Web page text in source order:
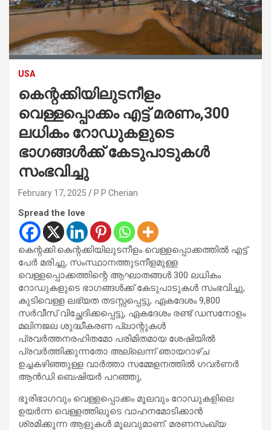
USA
കെന്റക്കിയിലുടനീളം
വെള്ളപ്പൊക്കം എട്ട് മരണം,300
ലധികം റോഡുകളുടെ
ഭാഗങ്ങൾക്ക് കേടുപാടുകൾ
സംഭവിച്ചു
February 17, 2025 P P Cherian
Spread the love
കെന്റക്കി:കെന്റക്കിയിലുടനീളം വെള്ളപ്പൊക്കത്തിൽ എട്ട്
പേർ മരിച്ചു, സംസ്ഥാനത്തുടനീളമുള്ള
വെള്ളപ്പൊക്കത്തിന്റെ ആഘാതങ്ങൾ 300 ലധികം
റോഡുകളുടെ ഭാഗങ്ങൾക്ക് കേടുപാടുകൾ സംഭവിച്ചു,
കുടിവെള്ള ലഭ്യത തടസ്സപ്പെട്ടു, ഏകദേശം 9,800
സർവീസ് വിച്ഛേദിക്കപ്പെട്ടു, ഏകദേശം രണ്ട് ഡസനോളം
മലിനജല ശുദ്ധീകരണ പ്ലാന്റുകൾ
പ്രവർത്തനരഹിതമോ പരിമിതമായ ശേഷിയിൽ
പ്രവർത്തിക്കുന്നതോ അല്ലെന്ന് ഞായറാഴ്ച
ഉച്ചകഴിഞ്ഞുള്ള വാർത്താ സമ്മേളനത്തിൽ ഗവർണർ
ആൻഡി ബെഷിയർ പറഞ്ഞു,
ഭൂരിഭാഗവും വെള്ളപ്പൊക്കം മൂലവും റോഡുകളിലെ
ഉയർന്ന വെള്ളത്തിലൂടെ വാഹനമോടിക്കാൻ
ശ്രമിക്കുന്ന ആളുകൾ മൂലവുമാണ്. മരണസംഖ്യ